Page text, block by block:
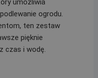
umożliwia
ogrodu.
ten zestaw
pięknie
czas i wodę.